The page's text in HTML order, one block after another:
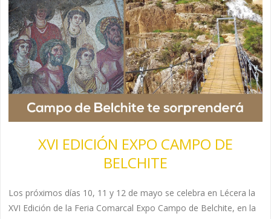
XVI EDICIÓN EXPO CAMPO DE
BELCHITE
Los próximos días 10, 11 y 12 de mayo se celebra en Lécera la
XVI Edición de la Feria Comarcal Expo Campo de Belchite, en la